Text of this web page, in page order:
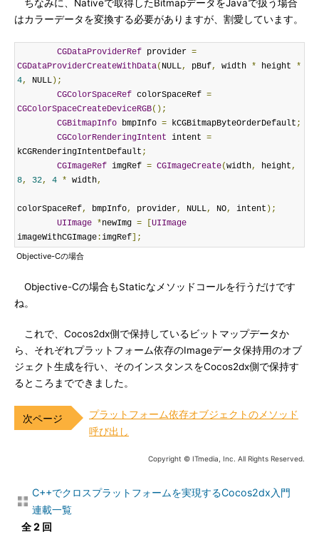
ちなみに、Nativeで取得したBitmapデータをJavaで扱う場合
はカラーデータを変換する必要がありますが、割愛しています。
CGDataProviderRef provider =
CGDataProviderCreateWithData( NULL, pBuf, width * height *
4, NULL );
CGColorSpaceRef colorSpaceRef =
CGColorSpaceCreateDeviceRGB();
CGBitmapInfo bmpInfo = kCGBitmapByteOrderDefault ;
CGColorRenderingIntent intent =
kCGRenderingIntentDefault ;
CGImageRef imgRef = CGImageCreate(width, height,
8, 32, 4 * width,
colorSpaceRef, bmpInfo, provider, NULL, NO, intent );
UIImage *newImg =
UIImage
imageWithCGImage:imgRef ];
Objective-Cの場合
Objective-Cの場合もStaticなメソッドコールを行うだけです
ね。
これで、Cocos2dx側で保持しているビットマップデータか
ら、それぞれプラットフォーム依存のImageデータ保持用のオブ
ジェクト生成を行い、そのインスタンスをCocos2dx側で保持す
るところまでできました。
プラットフォーム依存オブジェクトのメソッド
呼び出し
Copyright © ITmedia, Inc. All Rights Reserved.
C++でクロスプラットフォームを実現するCocos2dx入門
連載一覧
全 2 回